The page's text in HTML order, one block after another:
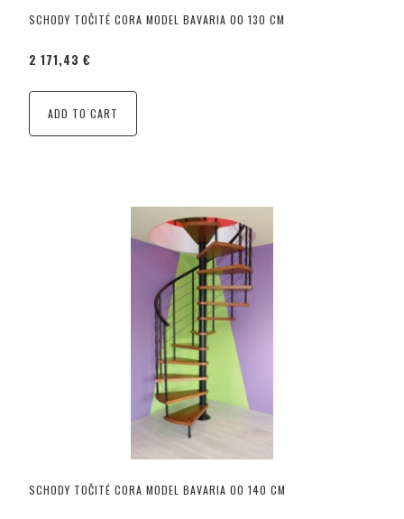
SCHODY TOČITÉ CORA MODEL BAVARIA 00 130 CM
2 171,43 €
ADD TO CART
SCHODY TOČITÉ CORA MODEL BAVARIA 00 140 CM